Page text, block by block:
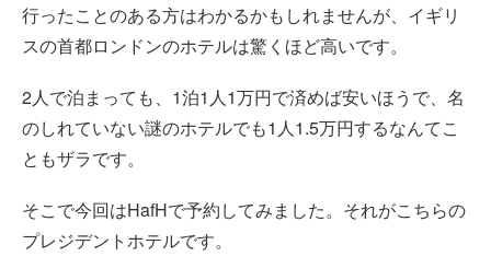
行ったことのある方はわかるかもしれませんが、イギリ
スの首都ロンドンのホテルは驚くほど高いです。
2人で泊まっても、1泊1人1万円で済めば安いほうで、名
のしれていない謎のホテルでも1人1.5万円するなんてこ
ともザラです。
そこで今回はHafHで予約してみました。それがこちらの
プレジデントホテルです。